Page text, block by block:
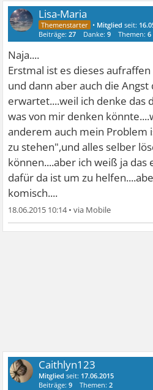
Lisa-Maria
• Mitglied seit:
Beiträge:27 Danke:9 Themen:6
Naja....
Erstmal ist es dieses
und dann aber auch die
erwartet....weil ich denke das
was von mir denken
anderem auch mein Problem
zu stehen",und alles selber
können....aber ich weiß ja das
dafür da ist um zu
komisch....
18.06.2015 10:14•
Caithlyn123
Mitglied seit: 17.06.2015
Beiträge:9 Themen:2